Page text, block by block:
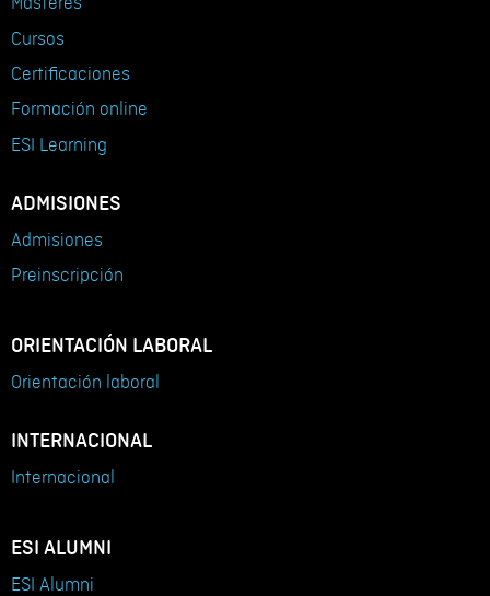
Cursos
Certificaciones
Formación online
ESI Learning
ADMISIONES
Admisiones
Preinscripción
ORIENTACIÓN LABORAL
Orientación laboral
INTERNACIONAL
Internacional
ESI ALUMNI
ESI Alumni